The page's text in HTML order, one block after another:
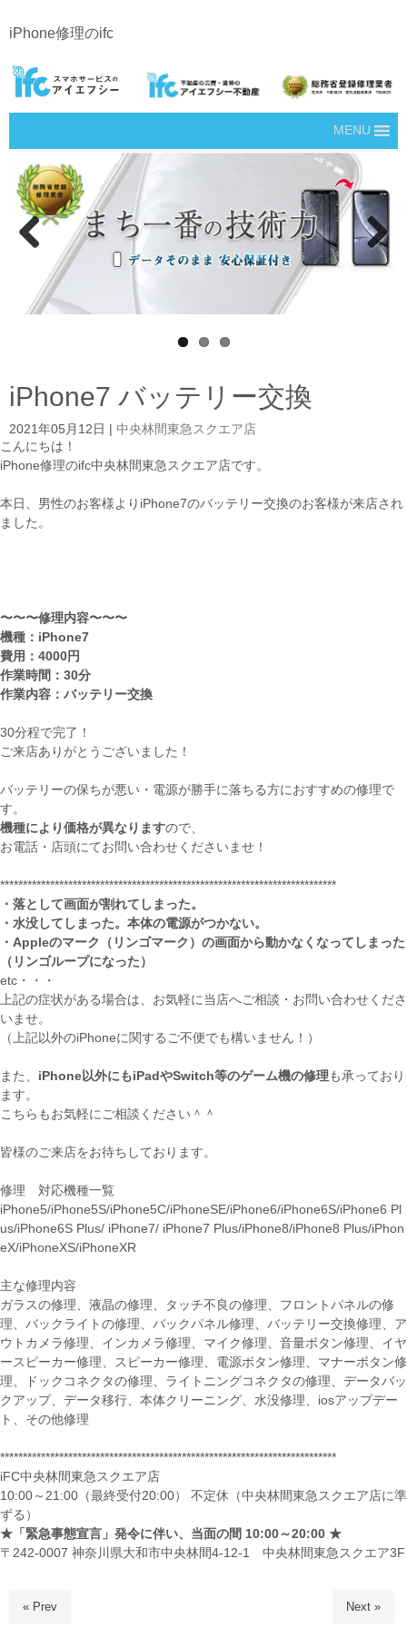
iPhone修理のifc
MENU
Next
iPhone7 バッテリー交換
2021年05月12日
中央林間東急スクエア店
こんにちは！
iPhone修理のifc中央林間東急スクエア店です。
本日、男性のお客様よりiPhone7のバッテリー交換のお客様が来店され
ました。
〜〜〜修理内容〜〜〜
機種：iPhone7
費用：4000円
作業時間：30分
作業内容：バッテリー交換
30分程で完了！
ご来店ありがとうございました！
バッテリーの保ちが悪い・電源が勝手に落ちる方におすすめの修理で
す。
機種により価格が異なりますので、
お電話・店頭にてお問い合わせくださいませ！
**************************************************************************
・落として画面が割れてしまった。
・水没してしまった。本体の電源がつかない。
・Appleのマーク（リンゴマーク）の画面から動かなくなってしまった
（リンゴループになった）
etc・・・
上記の症状がある場合は、お気軽に当店へご相談・お問い合わせくださ
いませ。
（上記以外のiPhoneに関するご不便でも構いません！）
また、 iPhone以外にもiPadやSwitch等のゲーム機の修理も承っており
ます。
こちらもお気軽にご相談ください＾＾
皆様のご来店をお待ちしております。
修理 対応機種一覧
iPhone5/iPhone5S/iPhone5C/iPhoneSE/iPhone6/iPhone6S/iPhone6 Pl
us/iPhone6S Plus/ iPhone7/ iPhone7 Plus/iPhone8/iPhone8 Plus/iPhon
eX/iPhoneXS/iPhoneXR
主な修理内容
ガラスの修理、液晶の修理、タッチ不良の修理、フロントパネルの修
理、バックライトの修理、バックパネル修理、バッテリー交換修理、ア
ウトカメラ修理、インカメラ修理、マイク修理、音量ボタン修理、イヤ
ースピーカー修理、スピーカー修理、電源ボタン修理、マナーボタン修
理、ドックコネクタの修理、ライトニングコネクタの修理、データバッ
クアップ、データ移行、本体クリーニング、水没修理、iosアップデー
ト、その他修理
**************************************************************************
iFC中央林間東急スクエア店
10:00～21:00（最終受付20:00） 不定休（中央林間東急スクエア店に準
ずる）
★「緊急事態宣言」発令に伴い、 当面の間 10:00 ～20:00 ★
〒242-0007 神奈川県大和市中央林間4-12-1 中央林間東急スクエア3F
« Prev Next »